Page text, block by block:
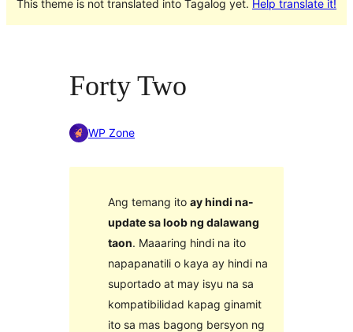
This theme is not translated into Tagalog yet. Help translate it!
Forty Two
WP Zone
Ang temang ito ay hindi na-
update sa loob ng dalawang
taon. Maaaring hindi na ito
napapanatili o kaya ay hindi na
suportado at may isyu na sa
kompatibilidad kapag ginamit
ito sa mas bagong bersyon ng